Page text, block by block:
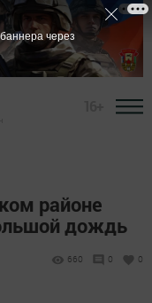
районе
дождь
660 0 0
через